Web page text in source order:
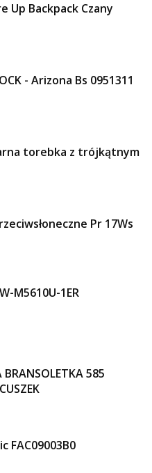
Up Backpack Czany
- Arizona Bs 0951311
torebka z trójkątnym
Pr 17Ws
M5610U-1ER
585
FAC09003B0